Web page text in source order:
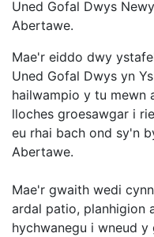
Uned Gofal Dwys
Abertawe.
Mae'r eiddo dwy
Uned Gofal Dwys yn
hailwampio y tu mewn
lloches groesawgar i
eu rhai bach ond sy'n
Abertawe.
Mae'r gwaith wedi
ardal patio, planhigion
hychwanegu i wneud